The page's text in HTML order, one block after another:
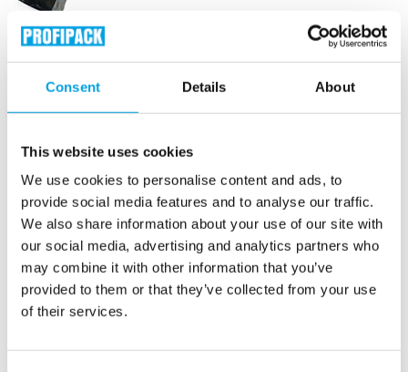
Consent Details About
This website uses cookies
We use cookies to personalise content and ads, to
provide social media features and to analyse our traffic.
We also share information about your use of our site with
our social media, advertising and analytics partners who
may combine it with other information that you’ve
provided to them or that they’ve collected from your use
of their services.
Versandetiketten
Luftpolstertaschen
Versandtaschen karton
Lieferscheintaschen